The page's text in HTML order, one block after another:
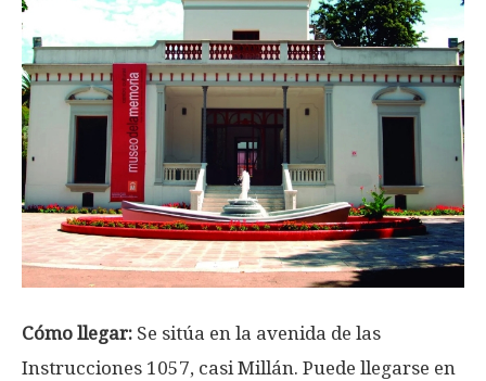
Cómo llegar: Se sitúa en la avenida de las
Instrucciones 1057, casi Millán. Puede llegarse en